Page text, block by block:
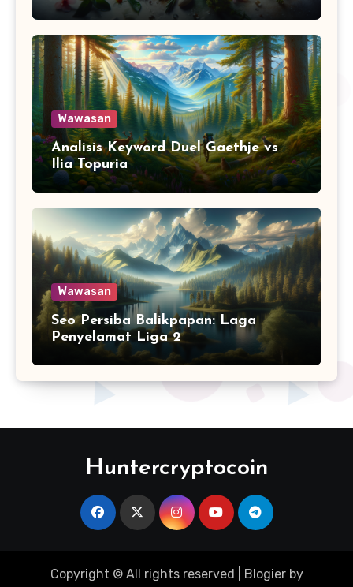
Wawasan
Analisis Keyword Duel Gaethje vs
Ilia Topuria
Wawasan
Seo Persiba Balikpapan: Laga
Penyelamat Liga 2
Huntercryptocoin
Copyright © All rights reserved Blogierby